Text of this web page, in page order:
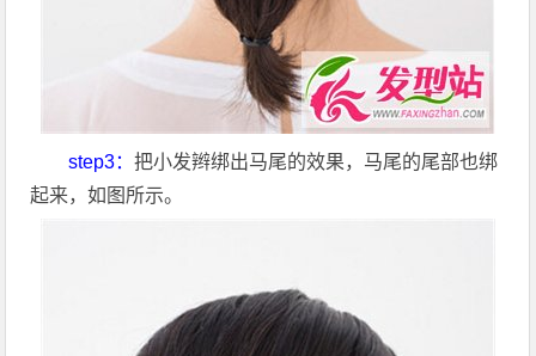
step3：把小发辫绑出马尾的效果，马尾的尾部也绑
起来，如图所示。